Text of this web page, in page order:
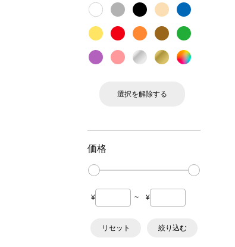
選択を解除する
価格
¥ ~ ¥
リセット 絞り込む